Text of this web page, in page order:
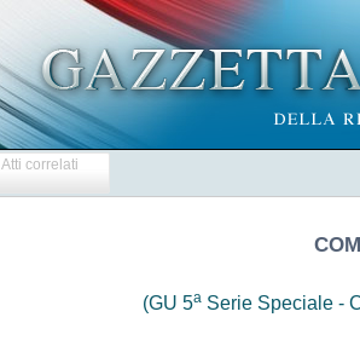
Atti correlati
(GU 5a Serie Speciale -